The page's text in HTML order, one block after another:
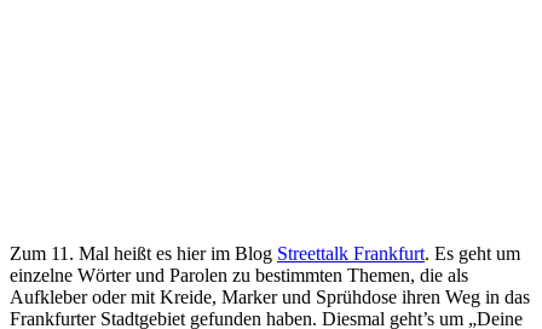
Zum 11. Mal heißt es hier im Blog Streettalk Frankfurt. Es geht um
einzelne Wörter und Parolen zu bestimmten Themen, die als
Aufkleber oder mit Kreide, Marker und Sprühdose ihren Weg in das
Frankfurter Stadtgebiet gefunden haben. Diesmal geht’s um „Deine